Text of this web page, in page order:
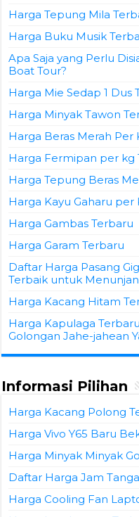
Harga Tepung Mila
Harga Buku Musik
Apa Saja yang Perlu
Boat Tour?
Harga Mie Sedap 1 Dus
Harga Minyak Tawon
Harga Beras Merah Per
Harga Fermipan per kg
Harga Tepung Beras
Harga Kayu Gaharu per
Harga Gambas Terbaru
Harga Garam Terbaru
Daftar Harga Pasang
Terbaik untuk
Harga Kacang Hitam
Harga Kapulaga
Golongan Jahe-jahean
Informasi Pilihan
Harga Kacang Polong
Harga Vivo Y65 Baru
Harga Minyak Minyak
Daftar Harga Jam
Harga Cooling Fan